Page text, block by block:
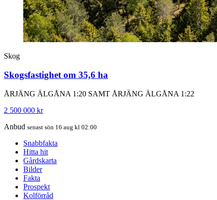
Skog
Skogsfastighet om 35,6 ha
ÅRJÄNG ÄLGÅNA 1:20 SAMT ÅRJÄNG ÄLGÅNA 1:22
2 500 000 kr
Anbud senast sön 16 aug kl 02:00
Snabbfakta
Hitta hit
Gårdskarta
Bilder
Fakta
Prospekt
Kolförråd